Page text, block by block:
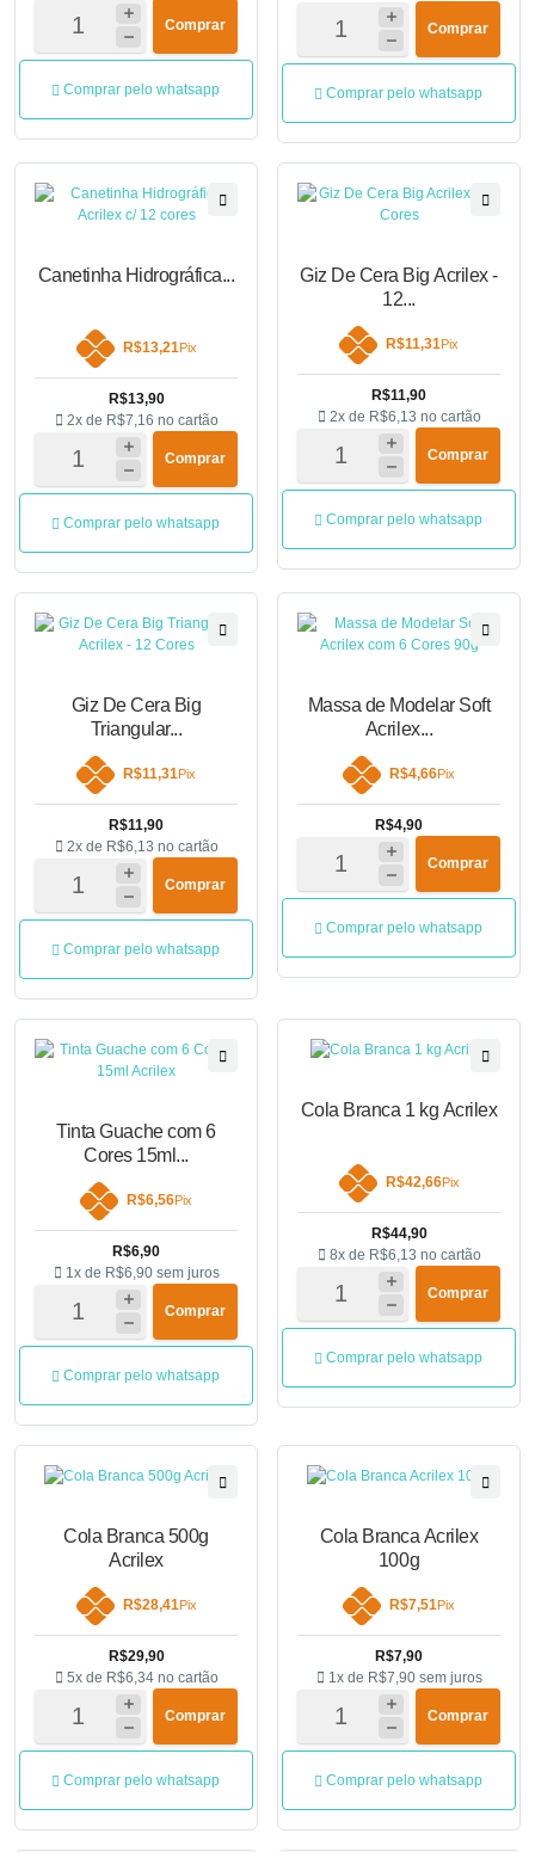
Comprar
Comprar pelo whatsapp
Comprar
Comprar pelo whatsapp
Canetinha Hidrográfica...
R$13,21Pix
R$13,90
2x de R$7,16 no cartão
Comprar
Comprar pelo whatsapp
Giz De Cera Big Acrilex -
12...
R$11,31Pix
R$11,90
2x de R$6,13 no cartão
Comprar
Comprar pelo whatsapp
Giz De Cera Big
Triangular...
R$11,31Pix
R$11,90
2x de R$6,13 no cartão
Comprar
Comprar pelo whatsapp
Massa de Modelar Soft
Acrilex...
R$4,66Pix
R$4,90
Comprar
Comprar pelo whatsapp
Tinta Guache com 6
Cores 15ml...
R$6,56Pix
R$6,90
1x de R$6,90 sem juros
Comprar
Comprar pelo whatsapp
Cola Branca 1 kg Acrilex
R$42,66Pix
R$44,90
8x de R$6,13 no cartão
Comprar
Comprar pelo whatsapp
Cola Branca 500g
Acrilex
R$28,41Pix
R$29,90
5x de R$6,34 no cartão
Comprar
Comprar pelo whatsapp
Cola Branca Acrilex
100g
R$7,51Pix
R$7,90
1x de R$7,90 sem juros
Comprar
Comprar pelo whatsapp